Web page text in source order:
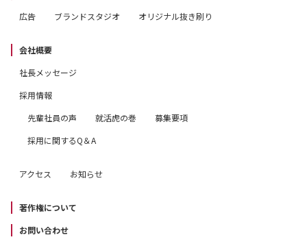
広告
ブランドスタジオ オリジナル抜き刷り
会社概要
社長メッセージ
採用情報
先輩社員の声
就活虎の巻
募集要項
採用に関するQ＆A
アクセス お知らせ
著作権について
お問い合わせ